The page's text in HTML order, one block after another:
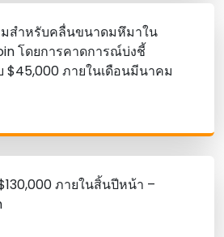
มสําหรับคลื่นขนาดมหึมาใน
โดยการคาดการณ์บ่งชี้
$45,000 ภายในเดือนมีนาคม
ภายในสิ้นปีหน้า –